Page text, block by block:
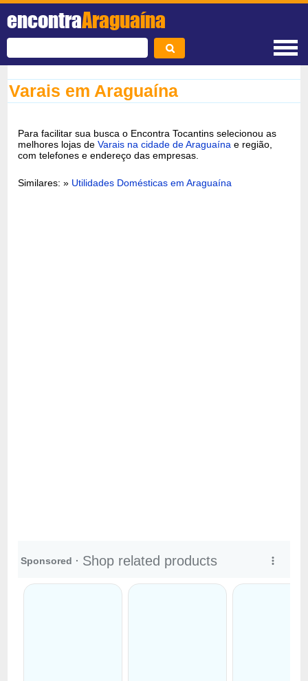
encontraAraguaína
Varais em Araguaína
Para facilitar sua busca o Encontra Tocantins selecionou as
melhores lojas deVarais na cidade de Araguaína e região,
com telefones e endereço das empresas.
Similares: » Utilidades Domésticas em Araguaína